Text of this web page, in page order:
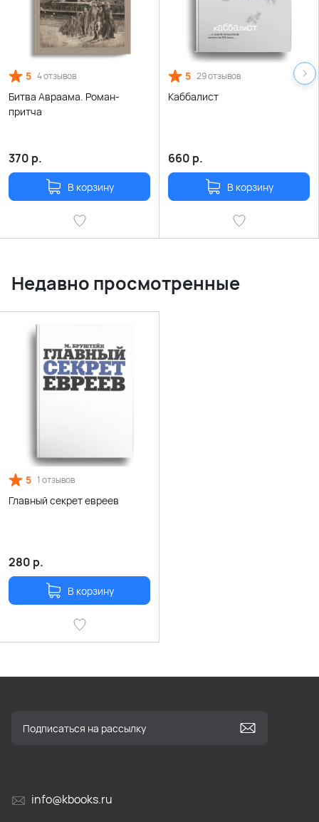
5 4 отзывов
Битва Авраама. Роман-
притча
370 р.
В корзину
5 29 отзывов
Каббалист
660 р.
В корзину
Недавно просмотренные
5 1 отзывов
Главный секрет евреев
280 р.
В корзину
info@kbooks.ru